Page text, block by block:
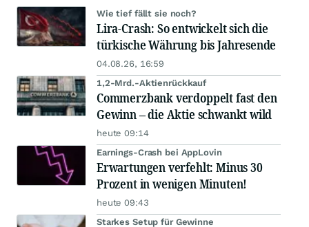
Wie tief fällt sie noch?
Lira-Crash: So entwickelt sich die
türkische Währung bis Jahresende
04.08.26, 16:59
1,2-Mrd.-Aktienrückkauf
Commerzbank verdoppelt fast den
Gewinn – die Aktie schwankt wild
heute 09:14
Earnings-Crash bei AppLovin
Erwartungen verfehlt: Minus 30
Prozent in wenigen Minuten!
heute 09:43
Starkes Setup für Gewinne